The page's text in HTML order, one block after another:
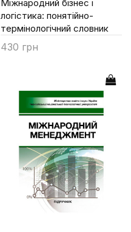
Міжнародний бізнес і
логістика: понятійно-
термінологічний словник
430 грн